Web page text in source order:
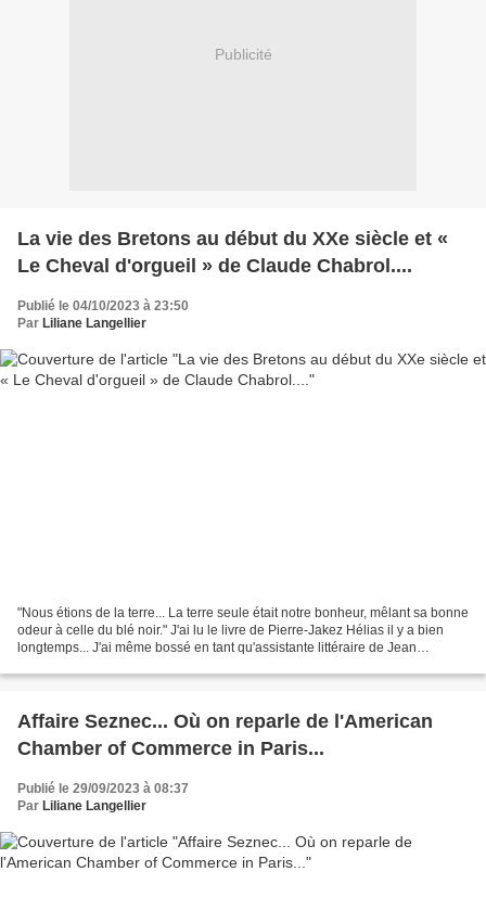
Publicité
La vie des Bretons au début du XXe siècle et «
Le Cheval d'orgueil » de Claude Chabrol....
Publié le 04/10/2023 à 23:50
Par Liliane Langellier
"Nous étions de la terre... La terre seule était notre bonheur, mêlant sa bonne
odeur à celle du blé noir." J'ai lu le livre de Pierre-Jakez Hélias il y a bien
longtemps... J'ai même bossé en tant qu'assistante littéraire de Jean
Affaire Seznec... Où on reparle de l'American
Chamber of Commerce in Paris...
Publié le 29/09/2023 à 08:37
Par Liliane Langellier